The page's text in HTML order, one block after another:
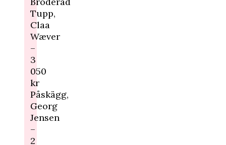
Tupp,
Claa
Wæver
–
3
050
kr
Påskägg,
Georg
Jensen
–
2